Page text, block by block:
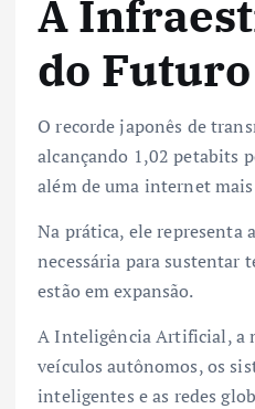
A
do
O recorde japonês de
alcançando 1,02 petabits
além de uma internet
Na prática, ele representa
necessária para sustentar
estão em expansão.
A Inteligência Artificial, a
veículos autônomos, os
inteligentes e as redes